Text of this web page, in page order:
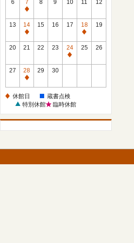
6
7
休
館
日
8 9 10 11 12
13
14
休
館
15 16 17
18
休
館
19
20 21 22 23
24
休
25 26
27
28
休
日
29 30
休館日
蔵書点検
特別休館
臨時休館